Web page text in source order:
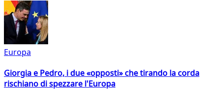
Europa
Giorgia e Pedro, i due «opposti» che tirando la corda
rischiano di spezzare l'Europa